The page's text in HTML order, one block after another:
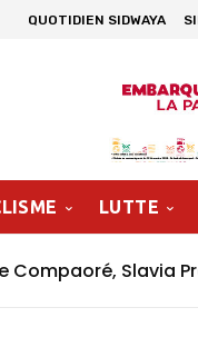
QUOTIDIEN SIDWAYA
LUTTE
Compaoré, Slavia
: « Le